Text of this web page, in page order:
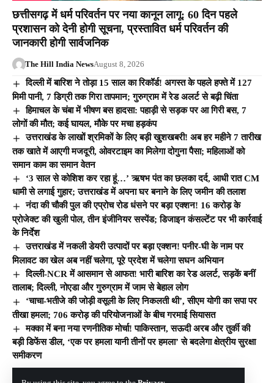
छत्तीसगढ़ में धर्म परिवर्तन पर नया कानून लागू: 60 दिन पहले
प्रशासन को देनी होगी सूचना, प्रस्तावित धर्म परिवर्तन की
जानकारी होगी सार्वजनिक
The Hill India NewsAugust 8, 2026
दिल्ली में बारिश ने तोड़ा 15 साल का रिकॉर्ड! अगस्त के पहले हफ्ते में 127
मिमी पानी, 7 डिग्री तक गिरा तापमान; गुरुग्राम में रेड अलर्ट से बढ़ी चिंता
हिमाचल के चंबा में भीषण बस हादसा: पहाड़ी से सड़क पर आ गिरी बस, 7
लोगों की मौत; कई घायल, मौके पर मचा हड़कंप
उत्तराखंड के लाखों श्रमिकों के लिए बड़ी खुशखबरी! अब हर महीने 7 तारीख
तक खाते में आएगी मजदूरी, ओवरटाइम का मिलेगा दोगुना पैसा; महिलाओं को
समान काम का समान वेतन
‘3 साल से कोशिश कर रहा हूं…’ ऋषभ पंत का छलका दर्द, आधी रात CM
धामी से लगाई गुहार; उत्तराखंड में अपना घर बनाने के लिए जमीन की तलाश
नंदा की चौकी पुल की एप्रोच रोड धंसने पर बड़ा एक्शन! 16 करोड़ के
प्रोजेक्ट की खुली पोल, तीन इंजीनियर सस्पेंड; डिजाइन कंसल्टेंट पर भी कार्रवाई
के निर्देश
उत्तराखंड में नकली डेयरी उत्पादों पर बड़ा एक्शन! पनीर-घी के नाम पर
मिलावट का खेल अब नहीं चलेगा, पूरे प्रदेश में चलेगा सघन अभियान
दिल्ली-NCR में आसमान से आफत! भारी बारिश का रेड अलर्ट, सड़कें बनीं
तालाब; दिल्ली, नोएडा और गुरुग्राम में जाम से बेहाल लोग
‘चाचा-भतीजे की जोड़ी वसूली के लिए निकलती थी’, सीएम योगी का सपा पर
तीखा हमला; 706 करोड़ की परियोजनाओं के बीच गरमाई सियासत
मक्का में बना नया रणनीतिक मोर्चा! पाकिस्तान, सऊदी अरब और तुर्की की
बड़ी डिफेंस डील, ‘एक पर हमला यानी तीनों पर हमला’ से बदलेगा क्षेत्रीय सुरक्षा
समीकरण